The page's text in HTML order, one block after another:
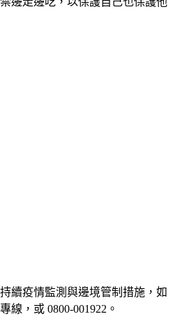
續疫情監測與邊境管制措施， 如
線，或 0800-001922。